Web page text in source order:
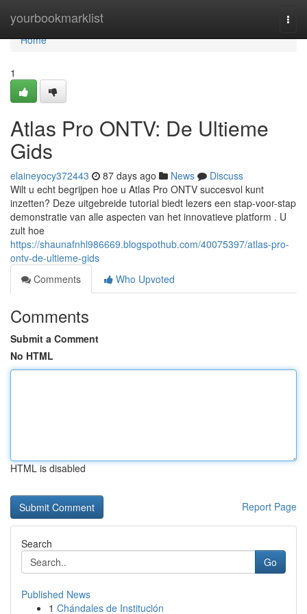
yourbookmarklist
Home
Home
1
Atlas Pro ONTV: De Ultieme
Gids
elaineyocy372443 87 days ago News
Discuss
Wilt u echt begrijpen hoe u Atlas Pro ONTV succesvol kunt
inzetten? Deze uitgebreide tutorial biedt lezers een stap-voor-stap
demonstratie van alle aspecten van het innovatieve platform . U
zult hoe
https://shaunafnhl986669.blogspothub.com/40075397/atlas-pro-
ontv-de-ultieme-gids
Comments
Who Upvoted
Comments
Submit a Comment
No HTML
HTML is disabled
Report Page
Search
Go
Published News
1 Chándales de Institución